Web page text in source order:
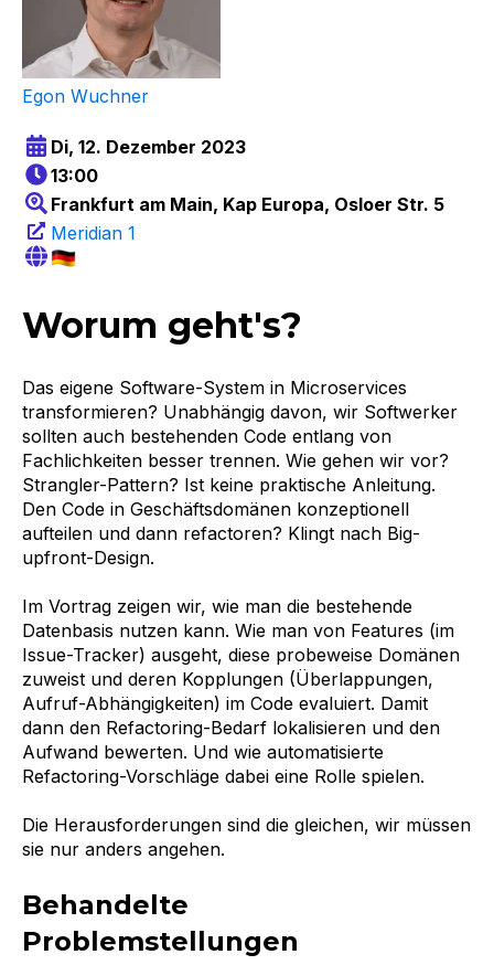
Egon Wuchner
Di, 12. Dezember 2023
13:00
Frankfurt am Main, Kap Europa, Osloer Str. 5
Meridian 1
Worum geht's?
Das eigene Software-System in Microservices
transformieren? Unabhängig davon, wir Softwerker
sollten auch bestehenden Code entlang von
Fachlichkeiten besser trennen. Wie gehen wir vor?
Strangler-Pattern? Ist keine praktische Anleitung.
Den Code in Geschäftsdomänen konzeptionell
aufteilen und dann refactoren? Klingt nach Big-
upfront-Design.
Im Vortrag zeigen wir, wie man die bestehende
Datenbasis nutzen kann. Wie man von Features (im
Issue-Tracker) ausgeht, diese probeweise Domänen
zuweist und deren Kopplungen (Überlappungen,
Aufruf-Abhängigkeiten) im Code evaluiert. Damit
dann den Refactoring-Bedarf lokalisieren und den
Aufwand bewerten. Und wie automatisierte
Refactoring-Vorschläge dabei eine Rolle spielen.
Die Herausforderungen sind die gleichen, wir müssen
sie nur anders angehen.
Behandelte
Problemstellungen